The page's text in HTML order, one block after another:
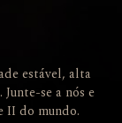
estável, alta
se a nós e
II do mundo.